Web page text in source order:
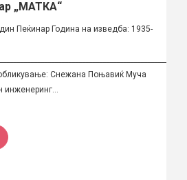
„МАТКА“
Пеќинар Година на изведба: 1935-
Снежана Поњавиќ Муча
инженеринг...